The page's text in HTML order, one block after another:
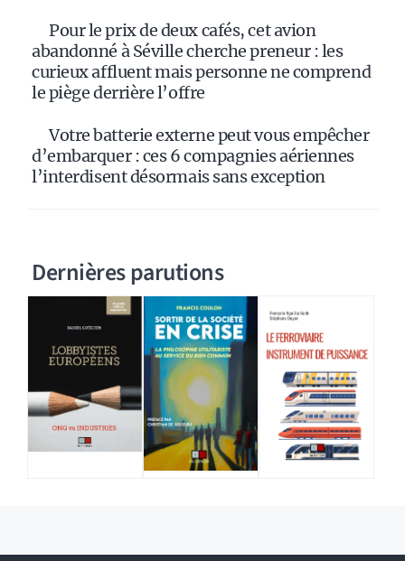
Pour le prix de deux cafés, cet avion
abandonné à Séville cherche preneur : les
curieux affluent mais personne ne comprend
le piège derrière l’offre
Votre batterie externe peut vous empêcher
d’embarquer : ces 6 compagnies aériennes
l’interdisent désormais sans exception
Dernières parutions